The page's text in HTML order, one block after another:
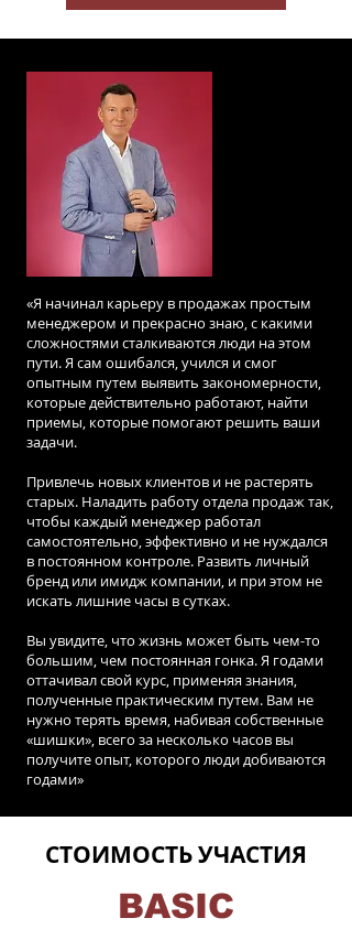
«Я начинал карьеру в продажах простым
менеджером и прекрасно знаю, с какими
сложностями сталкиваются люди на этом
пути. Я сам ошибался, учился и смог
опытным путем выявить закономерности,
которые действительно работают, найти
приемы, которые помогают решить ваши
задачи.
Привлечь новых клиентов и не растерять
старых. Наладить работу отдела продаж так,
чтобы каждый менеджер работал
самостоятельно, эффективно и не нуждался
в постоянном контроле. Развить личный
бренд или имидж компании, и при этом не
искать лишние часы в сутках.
Вы увидите, что жизнь может быть чем-то
большим, чем постоянная гонка. Я годами
оттачивал свой курс, применяя знания,
полученные практическим путем. Вам не
нужно терять время, набивая собственные
«шишки», всего за несколько часов вы
получите опыт, которого люди добиваются
годами»
СТОИМОСТЬ УЧАСТИЯ
BASIC